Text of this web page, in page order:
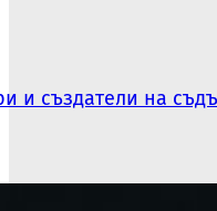
и създатели на